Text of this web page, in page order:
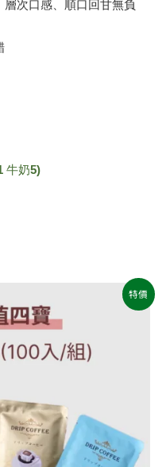
次口感、順口回甘無負
牛奶5)
特價
。